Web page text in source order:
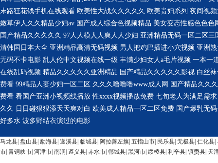
马龙县| 盘山县| 勐海县| 遂溪县| 临城县| 阿拉善左旗| 五指山市| 民乐县| 无极县| 仁化县|
市| 青铜峡市| 河津市| 南涧| 遵义县| 赤水市| 郸城县| 黑河市| 绥棱县| 利辛县| 镇赉县| 天